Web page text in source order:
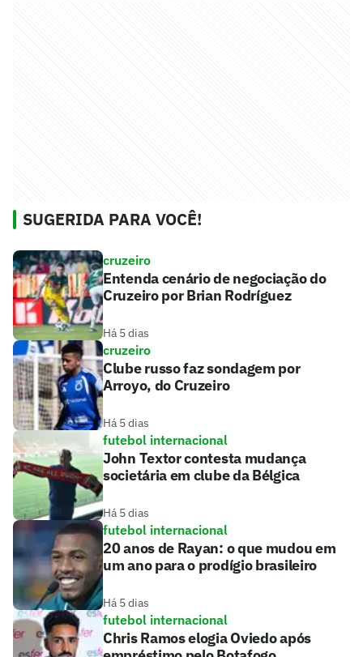
SUGERIDA PARA VOCÊ!
cruzeiro
Entenda cenário de negociação do
Cruzeiro por Brian Rodríguez
Há 5 dias
cruzeiro
Clube russo faz sondagem por
Arroyo, do Cruzeiro
Há 5 dias
futebol internacional
John Textor contesta mudança
societária em clube da Bélgica
Há 5 dias
futebol internacional
20 anos de Rayan: o que mudou em
um ano para o prodígio brasileiro
Há 5 dias
futebol internacional
Chris Ramos elogia Oviedo após